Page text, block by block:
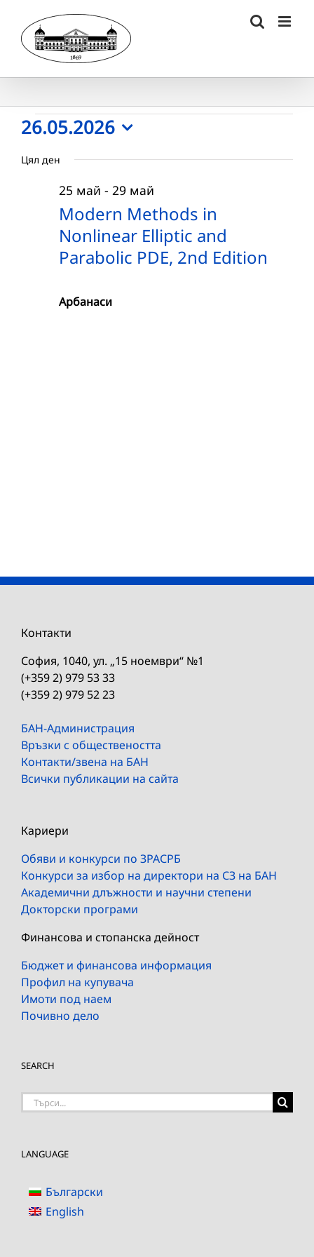
content
Събития
for
26.05.2026
26.05.2026
date.
Цял ден
Modern Methods in
Nonlinear Elliptic and
Parabolic PDE, 2nd Edition
25 май - 29 май
Арбанаси
Контакти
София, 1040, ул. „15 ноември“ №1
(+359 2) 979 53 33
(+359 2) 979 52 23
БАН-Администрация
Връзки с обществеността
Контакти/звена на БАН
Всички публикации на сайта
Кариери
Обяви и конкурси по ЗРАСРБ
Конкурси за избор на директори на СЗ на БАН
Академични длъжности и научни степени
Докторски програми
Финансова и стопанска дейност
Бюджет и финансова информация
Профил на купувача
Имоти под наем
Почивно дело
SEARCH
Търсене
LANGUAGE
Български
English